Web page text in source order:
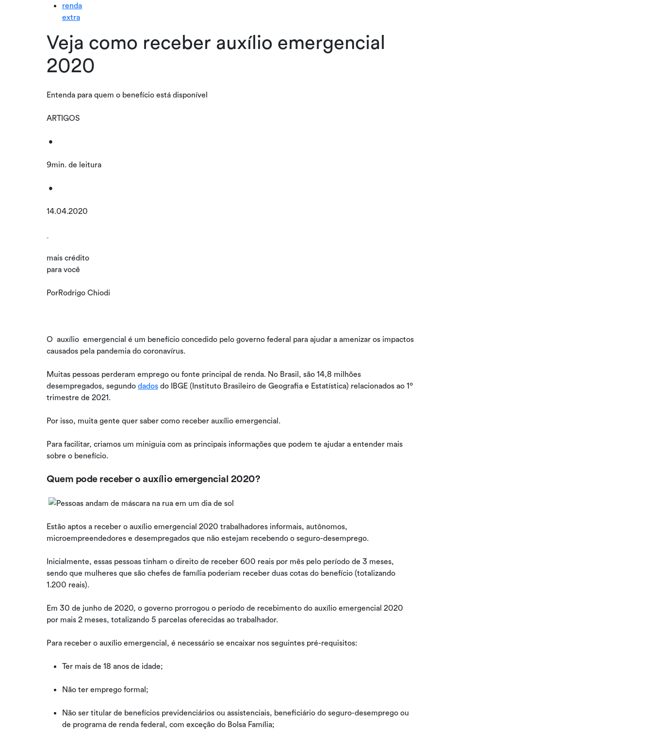
renda
extra
Veja como receber auxílio emergencial
2020
Entenda para quem o benefício está disponível
ARTIGOS
•
9min. de leitura
•
14.04.2020
mais crédito
para você
PorRodrigo Chiodi
O auxílio emergencial é um benefício concedido pelo governo federal para ajudar a amenizar os impactos
causados pela pandemia do coronavírus.
Muitas pessoas perderam emprego ou fonte principal de renda. No Brasil, são 14,8 milhões
desempregados, segundo dados do IBGE (Instituto Brasileiro de Geografia e Estatística) relacionados ao 1º
trimestre de 2021.
Por isso, muita gente quer saber como receber auxílio emergencial.
Para facilitar, criamos um miniguia com as principais informações que podem te ajudar a entender mais
sobre o benefício.
Quem pode receber o auxílio emergencial 2020?
Estão aptos a receber o auxílio emergencial 2020 trabalhadores informais, autônomos,
microempreendedores e desempregados que não estejam recebendo o seguro-desemprego.
Inicialmente, essas pessoas tinham o direito de receber 600 reais por mês pelo período de 3 meses,
sendo que mulheres que são chefes de família poderiam receber duas cotas do benefício (totalizando
1.200 reais).
Em 30 de junho de 2020, o governo prorrogou o período de recebimento do auxílio emergencial 2020
por mais 2 meses, totalizando 5 parcelas oferecidas ao trabalhador.
Para receber o auxílio emergencial, é necessário se encaixar nos seguintes pré-requisitos:
Ter mais de 18 anos de idade;
Não ter emprego formal;
Não ser titular de benefícios previdenciários ou assistenciais, beneficiário do seguro-desemprego ou
de programa de renda federal, com exceção do Bolsa Família;